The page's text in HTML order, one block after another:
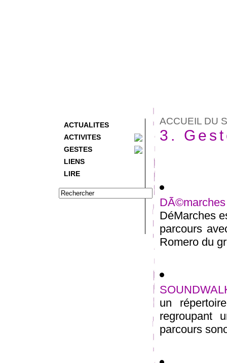
ACTUALITES
ACTIVITES
GESTES
LIENS
LIRE
ACCUEIL DU
3.
DÃ©marches
DéMarches
parcours
Romero du
un
regroupant
parcours